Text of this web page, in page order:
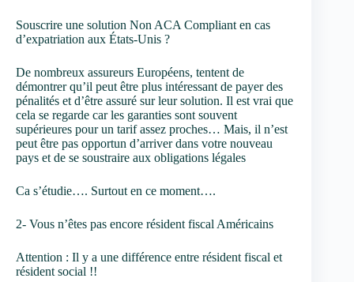
Souscrire une solution Non ACA Compliant en cas
d’expatriation aux États-Unis ?
De nombreux assureurs Européens, tentent de
démontrer qu’il peut être plus intéressant de payer des
pénalités et d’être assuré sur leur solution. Il est vrai que
cela se regarde car les garanties sont souvent
supérieures pour un tarif assez proches… Mais, il n’est
peut être pas opportun d’arriver dans votre nouveau
pays et de se soustraire aux obligations légales
Ca s’étudie…. Surtout en ce moment….
2- Vous n’êtes pas encore résident fiscal Américains
Attention : Il y a une différence entre résident fiscal et
résident social !!